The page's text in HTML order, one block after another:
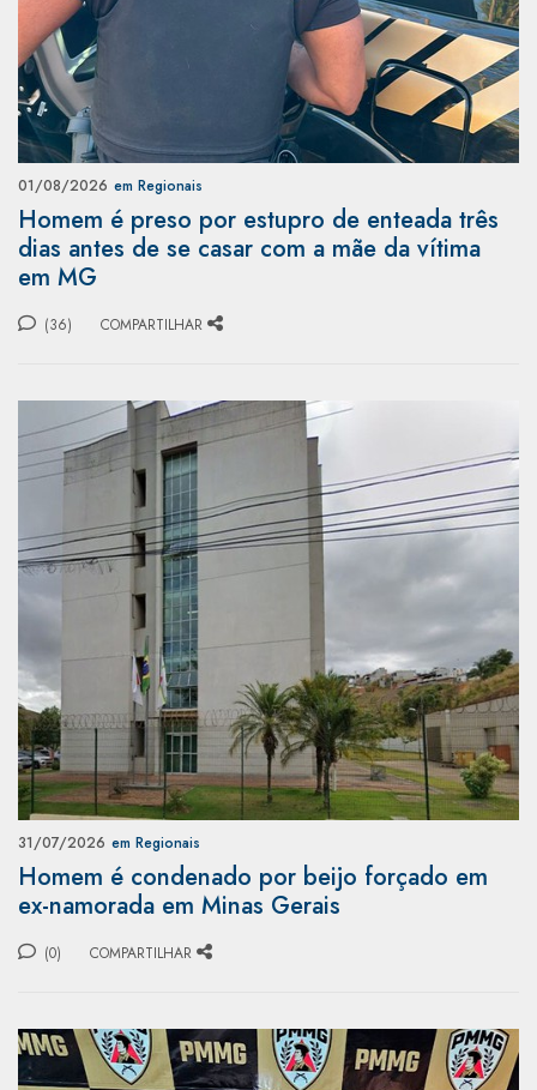
01/08/2026 em Regionais
Homem é preso por estupro de enteada três
dias antes de se casar com a mãe da vítima
em MG
(36) COMPARTILHAR
31/07/2026 em Regionais
Homem é condenado por beijo forçado em
ex-namorada em Minas Gerais
(0) COMPARTILHAR